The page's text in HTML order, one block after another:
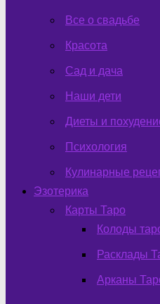
Все о свадьбе
Красота
Сад и дача
Наши дети
Диеты и
Психология
Кулинарные
Эзотерика
Карты Таро
Колоды
Расклады
Арканы